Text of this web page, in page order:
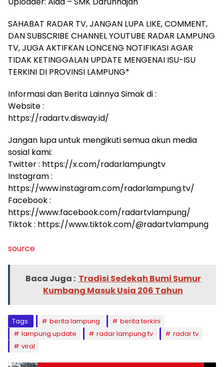
SAHABAT RADAR TV, JANGAN LUPA LIKE, COMMENT,
DAN SUBSCRIBE CHANNEL YOUTUBE RADAR LAMPUNG
TV, JUGA AKTIFKAN LONCENG NOTIFIKASI AGAR
TIDAK KETINGGALAN UPDATE MENGENAI ISU-ISU
TERKINI DI PROVINSI LAMPUNG*
Informasi dan Berita Lainnya Simak di :
Website :
https://radartv.disway.id/
Jangan lupa untuk mengikuti semua akun media
sosial kami:
Twitter : https://x.com/radarlampungtv
Instagram :
https://www.instagram.com/radarlampung.tv/
Facebook :
https://www.facebook.com/radartvlampung/
Tiktok : https://www.tiktok.com/@radartvlampung
source
Baca Juga : Tradisi Sedekah Bumi Sumur
Kumbang Masuk Usia 206 Tahun
Tags: berita lampung
berita terkini
lampung update
radar lampung tv
radar tv
viral